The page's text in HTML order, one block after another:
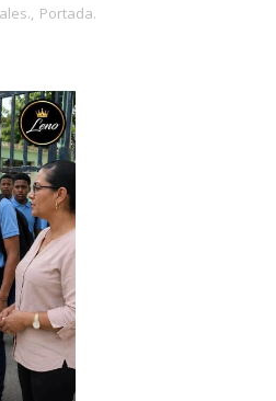
, Portada.